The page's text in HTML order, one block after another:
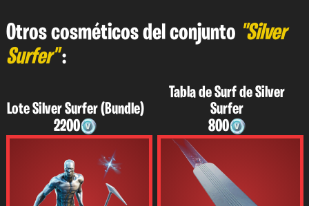
Otros cosméticos del conjunto "Silver
Surfer":
Lote Silver Surfer (Bundle)
2200
Tabla de Surf de Silver
Surfer
800